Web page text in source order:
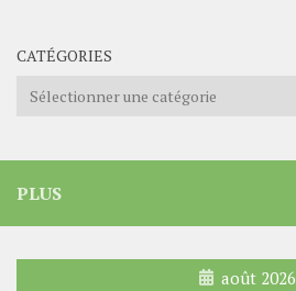
CATÉGORIES
Catégories
PLUS
août 2026